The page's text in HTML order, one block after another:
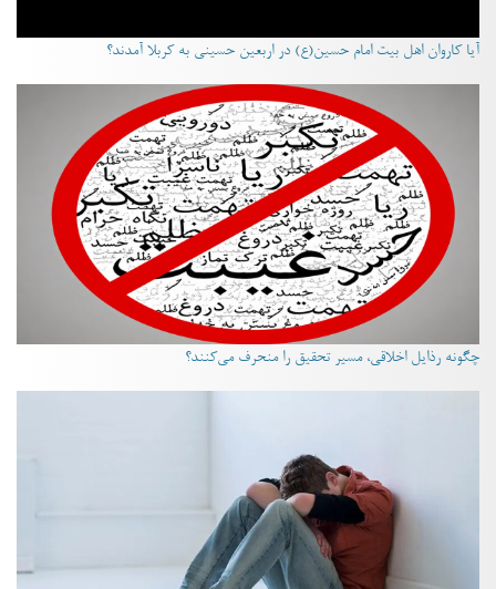
آیا کاروان اهل بیت امام حسین(ع) در اربعین حسینی به کربلا آمدند؟
چگونه رذایل اخلاقی، مسیر تحقیق را منحرف می‌کنند؟